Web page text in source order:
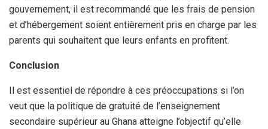
gouvernement, il est recommandé que les frais de pension
et d’hébergement soient entièrement pris en charge par les
parents qui souhaitent que leurs enfants en profitent.
Conclusion
Il est essentiel de répondre à ces préoccupations si l’on
veut que la politique de gratuité de l’enseignement
secondaire supérieur au Ghana atteigne l’objectif qu’elle